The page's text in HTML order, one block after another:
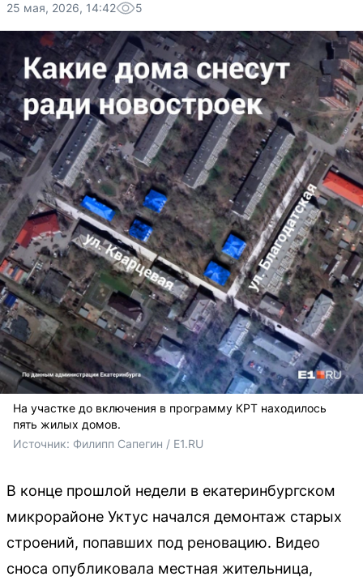
25 мая, 2026, 14:42 5
На участке до включения в программу КРТ находилось
пять жилых домов.
Источник: Филипп Сапегин / E1.RU
В конце прошлой недели в екатеринбургском
микрорайоне Уктус начался демонтаж старых
строений, попавших под реновацию. Видео
сноса опубликовала местная жительница,